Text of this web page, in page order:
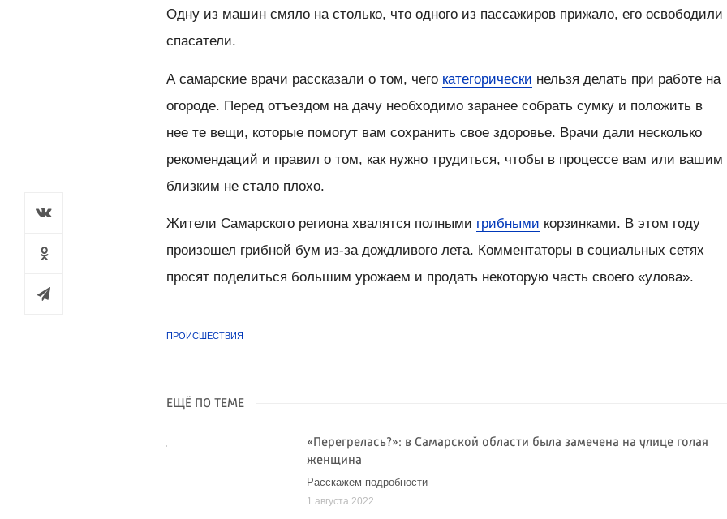
Одну из машин смяло на столько, что одного из пассажиров прижало, его освободили
спасатели.
А самарские врачи рассказали о том, чего категорически нельзя делать при работе на
огороде. Перед отъездом на дачу необходимо заранее собрать сумку и положить в
нее те вещи, которые помогут вам сохранить свое здоровье. Врачи дали несколько
рекомендаций и правил о том, как нужно трудиться, чтобы в процессе вам или вашим
близким не стало плохо.
Жители Самарского региона хвалятся полными грибными корзинками. В этом году
произошел грибной бум из-за дождливого лета. Комментаторы в социальных сетях
просят поделиться большим урожаем и продать некоторую часть своего «улова».
ПРОИСШЕСТВИЯ
ЕЩЁ ПО ТЕМЕ
«Перегрелась?»: в Самарской области была замечена на улице голая
женщина
Расскажем подробности
1 августа 2022